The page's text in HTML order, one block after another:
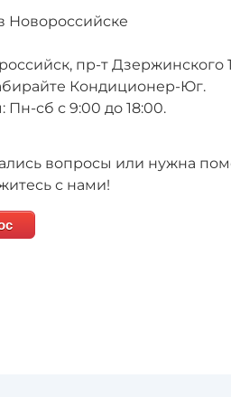
Новороссийске
пр-т Дзержинского
Кондиционер-Юг.
Пн-сб с 9:00 до 18:00.
вопросы или нужна
с нами!